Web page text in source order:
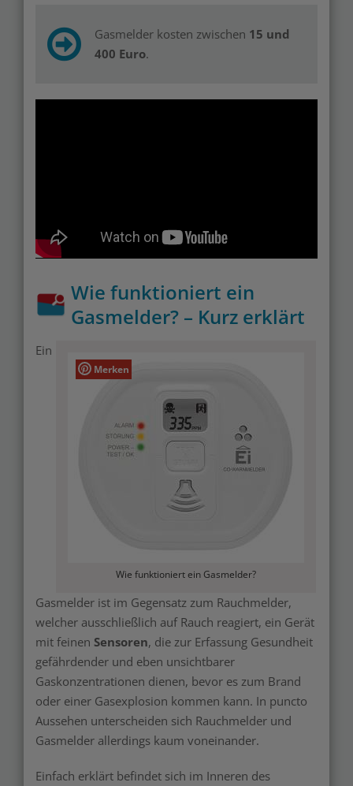
Gasmelder kosten zwischen 15 und
400 Euro.
Wie funktioniert ein
Gasmelder? – Kurz erklärt
Merken
Wie funktioniert ein Gasmelder?
Ein
Gasmelder ist im Gegensatz zum Rauchmelder,
welcher ausschließlich auf Rauch reagiert, ein Gerät
mit feinen Sensoren, die zur Erfassung Gesundheit
gefährdender und eben unsichtbarer
Gaskonzentrationen dienen, bevor es zum Brand
oder einer Gasexplosion kommen kann. In puncto
Aussehen unterscheiden sich Rauchmelder und
Gasmelder allerdings kaum voneinander.
Einfach erklärt befindet sich im Inneren des